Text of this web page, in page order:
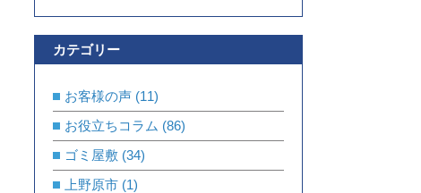
カテゴリー
お客様の声 (11)
お役立ちコラム (86)
ゴミ屋敷 (34)
上野原市 (1)